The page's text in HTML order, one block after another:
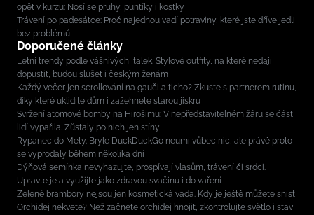
opět v kurzu: Nosí se pruhy, puntíky i kostky
Trávení po padesátce: Proč najednou vadí potraviny, které jste dříve jedli
bez problémů
Doporučené články
Letní trendy podle vášnivých Italek. Stylové outfity, na které nedají
dopustit, budou slušet i českým ženám
Každý večer jen scrollování na gauči a ticho? Zkuste s partnerem rutinu,
díky které uklidíte dům i zažehnete starou jiskru
Svržení atomové bomby na Hirošimu: V nepředstavitelném žáru se část
lidí vypařila. Zůstaly po nich jen stíny
Rýpanec do Mety. Brýle DuckDuckGo neumí vůbec nic, ale právě proto
se vyprodaly během několika dní
Dýňová semínka nevyhazujte, prospívají vlasům, trávení či srdci.
Upravte je a využijte jako zdravou svačinu i do vaření
Zelené brambory nejsou jen kosmetická vada. Kdy je ještě můžete sníst
Orchidej nekvete? Než začnete orchidej hnojit, zkontrolujte světlo i stav